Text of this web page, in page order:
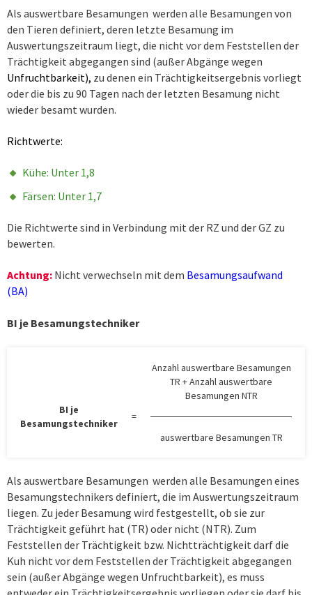
Als auswertbare Besamungen werden alle Besamungen von
den Tieren definiert, deren letzte Besamung im
Auswertungszeitraum liegt, die nicht vor dem Feststellen der
Trächtigkeit abgegangen sind (außer Abgänge wegen
Unfruchtbarkeit), zu denen ein Trächtigkeitsergebnis vorliegt
oder die bis zu 90 Tagen nach der letzten Besamung nicht
wieder besamt wurden.
Richtwerte:
Kühe: Unter 1,8
Färsen: Unter 1,7
Die Richtwerte sind in Verbindung mit der RZ und der GZ zu
bewerten.
Achtung: Nicht verwechseln mit dem Besamungsaufwand
(BA)
BI je Besamungstechniker
Anzahl auswertbare Besamungen
TR + Anzahl auswertbare
Besamungen NTR
BI je
Besamungstechniker
=
auswertbare Besamungen TR
Als auswertbare Besamungen werden alle Besamungen eines
Besamungstechnikers definiert, die im Auswertungszeitraum
liegen. Zu jeder Besamung wird festgestellt, ob sie zur
Trächtigkeit geführt hat (TR) oder nicht (NTR). Zum
Feststellen der Trächtigkeit bzw. Nichtträchtigkeit darf die
Kuh nicht vor dem Feststellen der Trächtigkeit abgegangen
sein (außer Abgänge wegen Unfruchtbarkeit), es muss